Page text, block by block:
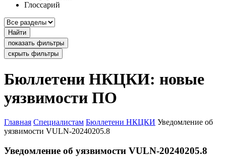
Глоссарий
Найти
показать фильтры
скрыть фильтры
Бюллетени НКЦКИ: новые
уязвимости ПО
Главная Специалистам Бюллетени НКЦКИ Уведомление об
уязвимости VULN-20240205.8
Уведомление об уязвимости VULN-20240205.8